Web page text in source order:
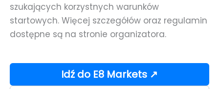
szukających korzystnych warunków
startowych. Więcej szczegółów oraz regulamin
dostępne są na stronie organizatora.
Idź do E8 Markets ↗